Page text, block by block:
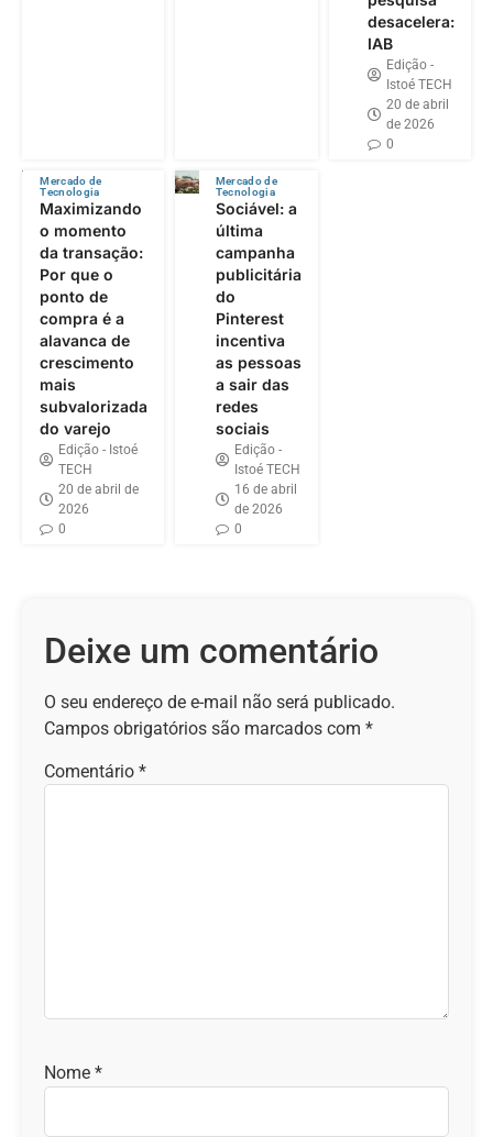
desacelera:
IAB
Edição -
Istoé TECH
20 de abril
de 2026
0
Mercado de
Tecnologia
Maximizando
o momento
da transação:
Por que o
ponto de
compra é a
alavanca de
crescimento
mais
subvalorizada
do varejo
Edição - Istoé
TECH
20 de abril de
2026
0
Mercado de
Tecnologia
Sociável: a
última
campanha
publicitária
do
Pinterest
incentiva
as pessoas
a sair das
redes
sociais
Edição -
Istoé TECH
16 de abril
de 2026
0
Deixe um comentário
O seu endereço de e-mail não será publicado.
Campos obrigatórios são marcados com *
Comentário *
Nome *